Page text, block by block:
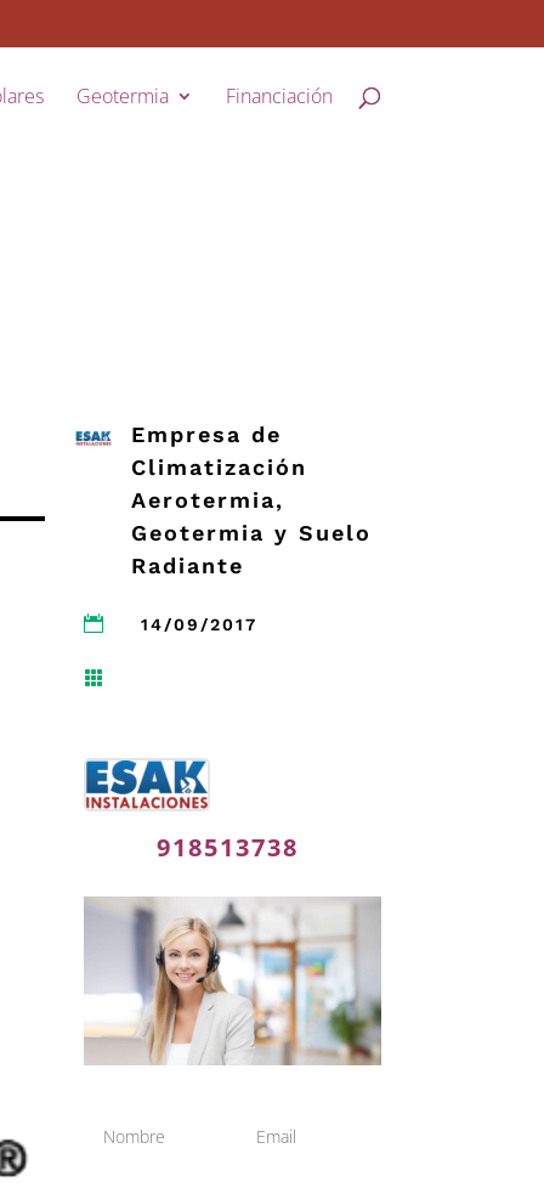
Geotermia Financiación
Empresa de
Climatización
Aerotermia,
Geotermia y Suelo
Radiante
 14/09/2017

918513738